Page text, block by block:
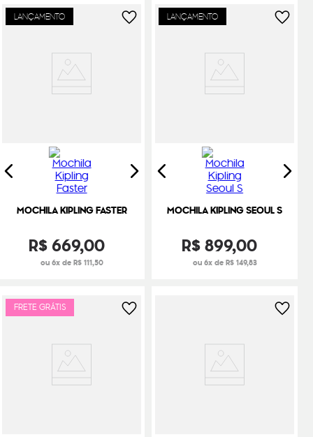
LANÇAMENTO
MOCHILA KIPLING FASTER
R$ 669,00
ou 6x de R$ 111,50
LANÇAMENTO
MOCHILA KIPLING SEOUL S
R$899,00
ou 6x de R$ 149,83
FRETE GRÁTIS